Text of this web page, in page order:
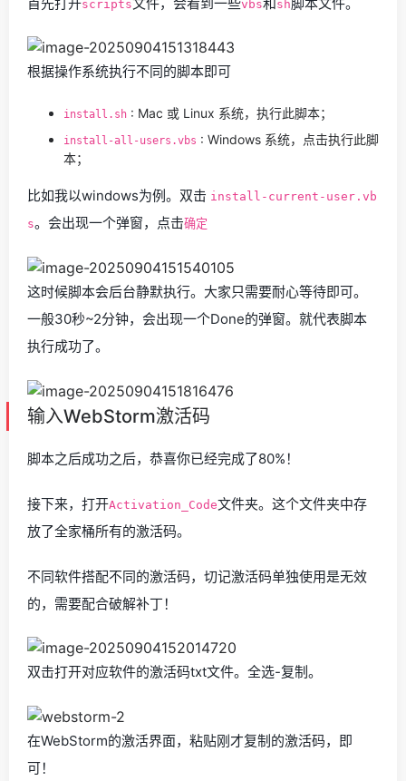
scripts vbs sh
根据操作系统执行不同的脚本即可
install.sh : Mac 或 Linux 系统，执行此脚本；
install-all-users.vbs : Windows 系统，点击执行此脚
本；
比如我以windows为例。双击 install-current-user.vb
s。会出现一个弹窗，点击确定
这时候脚本会后台静默执行。大家只需要耐心等待即可。
一般30秒~2分钟，会出现一个Done的弹窗。就代表脚本
执行成功了。
输入WebStorm激活码
脚本之后成功之后，恭喜你已经完成了80%！
接下来，打开Activation_Code文件夹。这个文件夹中存
放了全家桶所有的激活码。
不同软件搭配不同的激活码，切记激活码单独使用是无效
的，需要配合破解补丁！
双击打开对应软件的激活码txt文件。全选-复制。
在WebStorm的激活界面，粘贴刚才复制的激活码，即
可！